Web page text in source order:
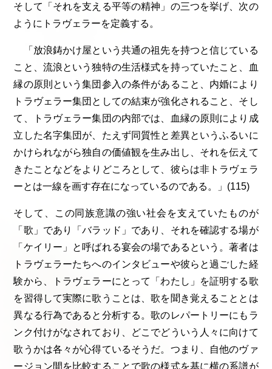
そして「それを支える平等の精神」の三つを挙げ、次の
ようにトラヴェラーを定義する。
「放浪鋳かけ屋という共通の祖先を持つと信じている
こと、流浪という独特の生活様式を持っていたこと、血
縁の原則という集団参入の条件があること、内婚により
トラヴェラー集団としての結束が強化されること、そし
て、トラヴェラー集団の内部では、血縁の原則により成
立した名字集団が、たえず同質性と差異というふるいに
かけられながら独自の価値観を生み出し、それを伝えて
きたことなどをよりどころとして、彼らは非トラヴェラ
ーとは一線を画す存在になっているのである。」(115)
そして、この同族意識の強い社会を支えていたものが
「歌」であり「バラッド」であり、それを確認する場が
「ケイリー」と呼ばれる宴会の場であるという。著者は
トラヴェラーたちへのインタビューや彼らと過ごした経
験から、トラヴェラーにとって「わたし」を証明する歌
を習得して実際に歌うことは、歌を聞き覚えることとは
異なる行為であると分析する。歌のレパートリーにもラ
ンク付けがなされており、どこでどういう人々に向けて
歌うかは各々が心得ているそうだ。つまり、自他のヴァ
ージョン間を比較することで歌の様式を基に横の系譜が